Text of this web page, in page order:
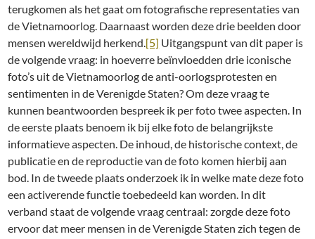
terugkomen als het gaat om fotografische representaties van
de Vietnamoorlog. Daarnaast worden deze drie beelden door
mensen wereldwijd herkend.[5] Uitgangspunt van dit paper is
de volgende vraag: in hoeverre beïnvloedden drie iconische
foto’s uit de Vietnamoorlog de anti-oorlogsprotesten en
sentimenten in de Verenigde Staten? Om deze vraag te
kunnen beantwoorden bespreek ik per foto twee aspecten. In
de eerste plaats benoem ik bij elke foto de belangrijkste
informatieve aspecten. De inhoud, de historische context, de
publicatie en de reproductie van de foto komen hierbij aan
bod. In de tweede plaats onderzoek ik in welke mate deze foto
een activerende functie toebedeeld kan worden. In dit
verband staat de volgende vraag centraal: zorgde deze foto
ervoor dat meer mensen in de Verenigde Staten zich tegen de